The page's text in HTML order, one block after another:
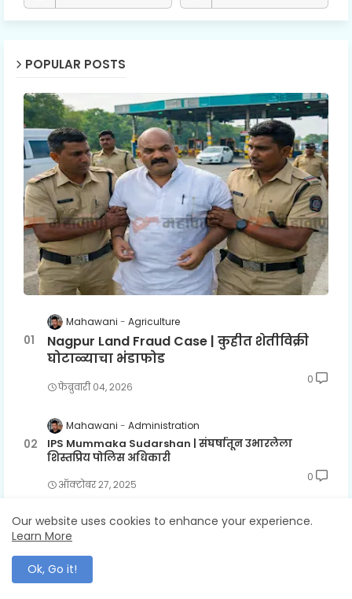
POPULAR POSTS
Mahawani Agriculture
Nagpur Land Fraud Case | कुहीत शेतीविक्री
घोटाळ्याचा भंडाफोड
फेब्रुवारी ०४, २०२६
0
Mahawani Administration
IPS Mummaka Sudarshan | संघर्षातून उभारलेला
शिस्तप्रिय पोलिस अधिकारी
ऑक्टोबर २७, २०२५
0
Mahawani Crime
Rajura Brutal Murder Case | राजुरा तालुक्यात पत्नी
संबंधांच्या संशयातून निर्घृण हत्या
डिसेंबर ०६, २०२५
Our website uses cookies to enhance your experience.
Learn More
Ok, Go it!